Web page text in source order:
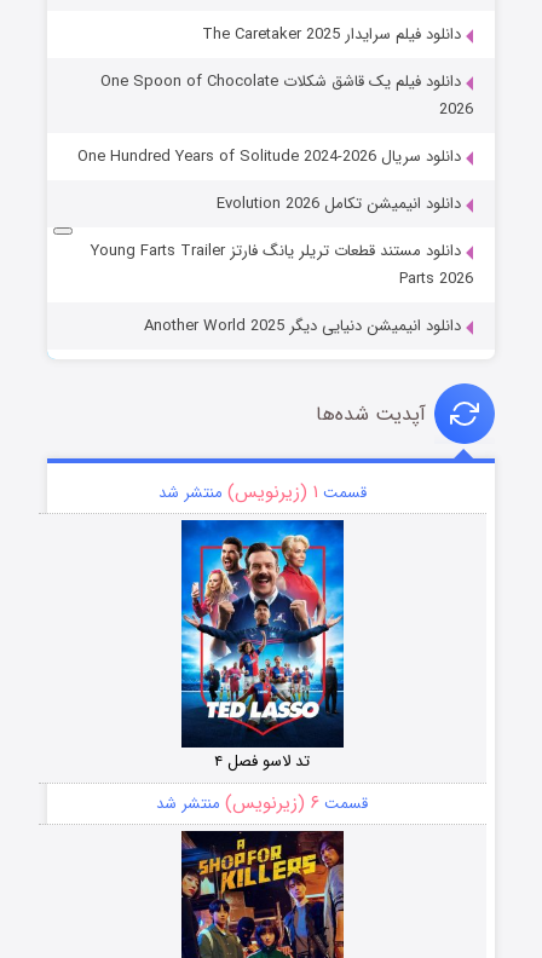
دانلود فیلم سرایدار The Caretaker 2025
دانلود فیلم یک قاشق شکلات One Spoon of Chocolate
2026
دانلود سریال One Hundred Years of Solitude 2024-2026
دانلود انیمیشن تکامل Evolution 2026
دانلود مستند قطعات تریلر یانگ فارتز Young Farts Trailer
Parts 2026
دانلود انیمیشن دنیایی دیگر Another World 2025
آپدیت شده‌ها
قسمت ۱ (زیرنویس) منتشر شد
تد لاسو فصل ۴
قسمت ۶ (زیرنویس) منتشر شد